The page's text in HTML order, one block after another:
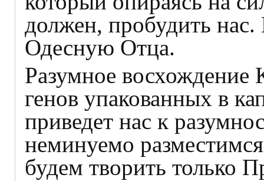
должен, пробудить нас.
Одесную Отца.
Разумное восхождение
генов упакованных в
приведет нас к
неминуемо
будем творить только